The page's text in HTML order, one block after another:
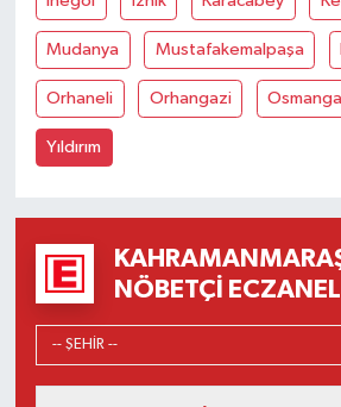
Mudanya Mustafakemalpaşa
Orhaneli Orhangazi
Yıldırım
NÖBETÇI